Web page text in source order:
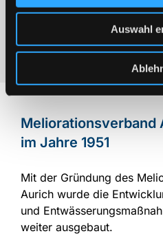
Auswahl
C.-E. Schelten-Peterssen,
Meliorationsverband
im Jahre 1951
Mit der Gründung des
Aurich wurde die
und
weiter ausgebaut.